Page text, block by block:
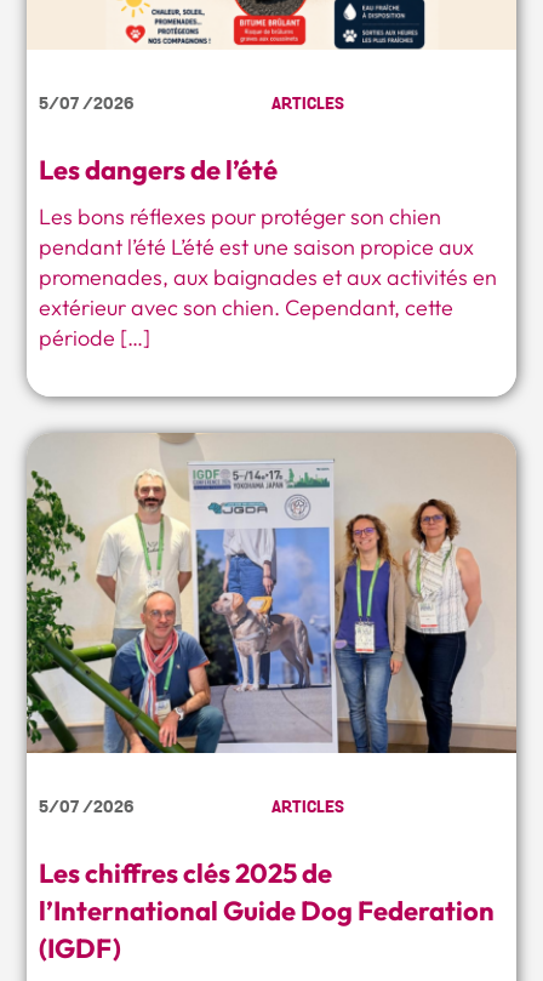
Les dangers de l’été
Les bons réflexes pour protéger son chien
pendant l’été L’été est une saison propice aux
promenades, aux baignades et aux activités en
extérieur avec son chien. Cependant, cette
période […]
5/07 /2026 ARTICLES
Les chiffres clés 2025 de
l’International Guide Dog Federation
(IGDF)
5/07 /2026 ARTICLES